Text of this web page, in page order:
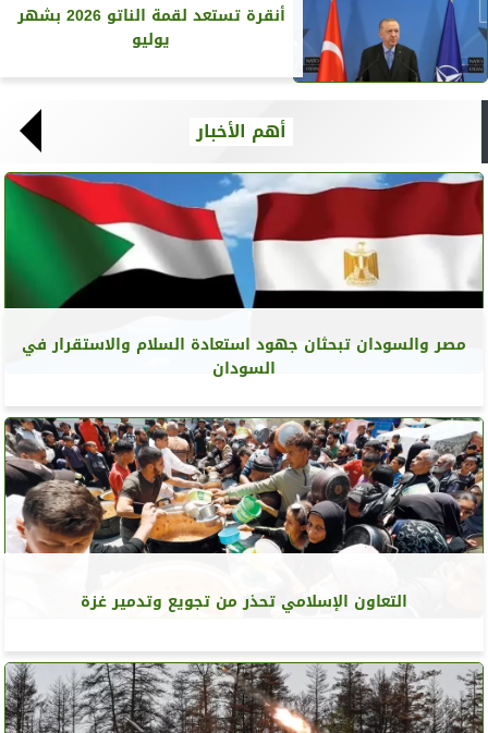
أنقرة تستعد لقمة الناتو 2026 بشهر
يوليو
أهم الأخبار
مصر والسودان تبحثان جهود استعادة السلام والاستقرار في
السودان
التعاون الإسلامي تحذر من تجويع وتدمير غزة